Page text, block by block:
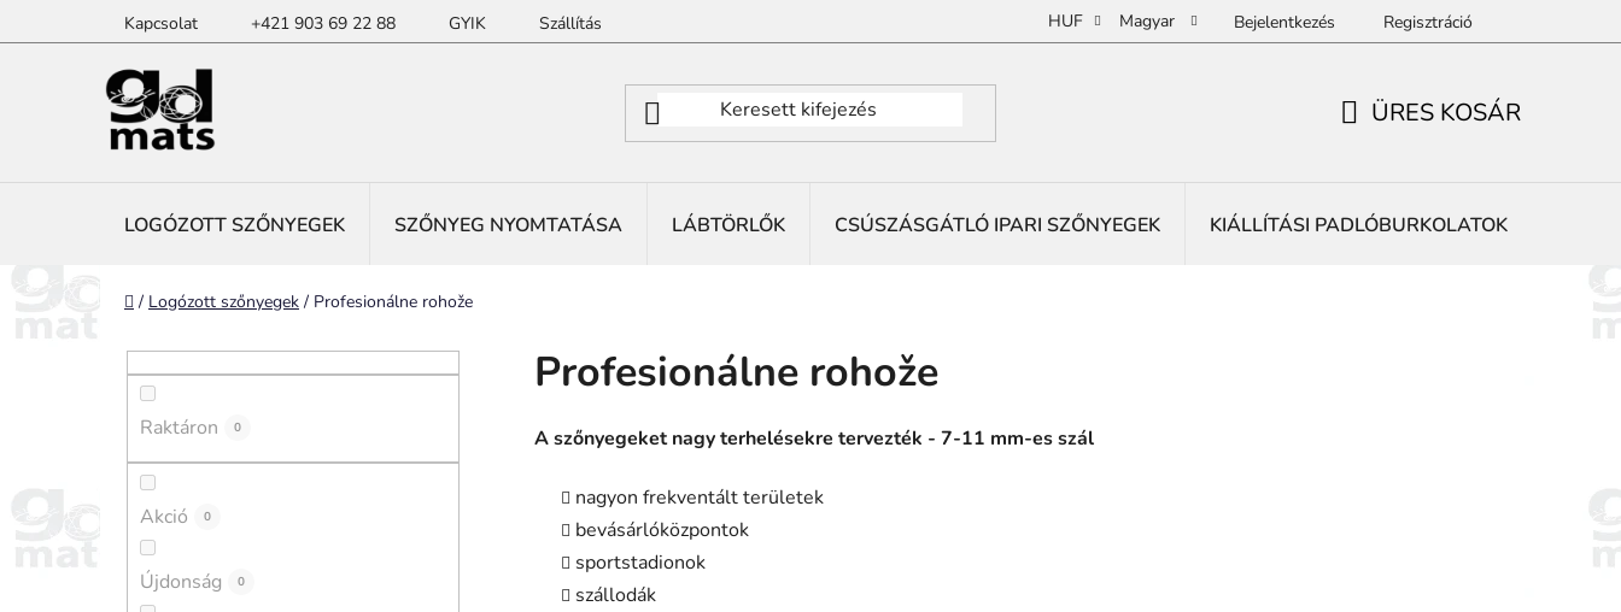
a
Kapcsolat +421 903 69 22 88 GYIK Szállítás HUF Magyar Bejelentkezés Regisztráció
ÜRES KOSÁR
LOGÓZOTT SZŐNYEGEK SZŐNYEG NYOMTATÁSA LÁBTÖRLŐK CSÚSZÁSGÁTLÓ IPARI SZŐNYEGEK KIÁLLÍTÁSI PADLÓBURKOLATOK
Kezdőlap
/ Logózott szőnyegek / Profesionálne rohože
Raktáron 0
Akció 0
Újdonság 0
Profesionálne rohože
A szőnyegeket nagy terhelésekre tervezték - 7-11 mm-es szál
nagyon frekventált területek
bevásárlóközpontok
sportstadionok
szállodák